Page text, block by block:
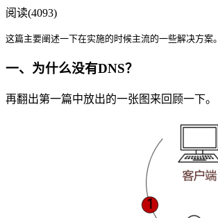
阅读(4093)
这篇主要阐述一下在实施的时候主流的一些解决方案。
一、为什么没有DNS？
再翻出第一篇中放出的一张图来回顾一下。